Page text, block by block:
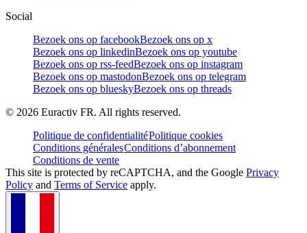
Social
Bezoek ons op facebookBezoek ons op x
Bezoek ons op linkedinBezoek ons op youtube
Bezoek ons op rss-feedBezoek ons op instagram
Bezoek ons op mastodonBezoek ons op telegram
Bezoek ons op blueskyBezoek ons op threads
© 2026 Euractiv FR. All rights reserved.
Politique de confidentialitéPolitique cookies
Conditions généralesConditions d’abonnement
Conditions de vente
This site is protected by reCAPTCHA, and the Google Privacy
Policy and Terms of Service apply.